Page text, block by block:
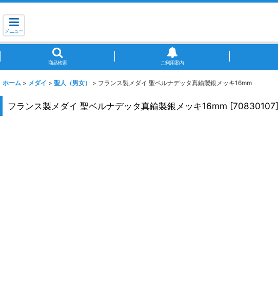
メニュー
商品検索 ご利用案内
ホーム > メダイ > 聖人（男女） > フランス製メダイ 聖ベルナデッタ真鍮製銀メッキ16mm
フランス製メダイ 聖ベルナデッタ真鍮製銀メッキ16mm [70830107]